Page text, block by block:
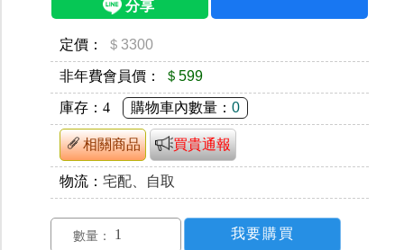
定價： ＄3300
非年費會員價： ＄599
庫存： 4 購物車內數量： 0
相關商品 買貴通報
物流： 宅配、自取
數量：